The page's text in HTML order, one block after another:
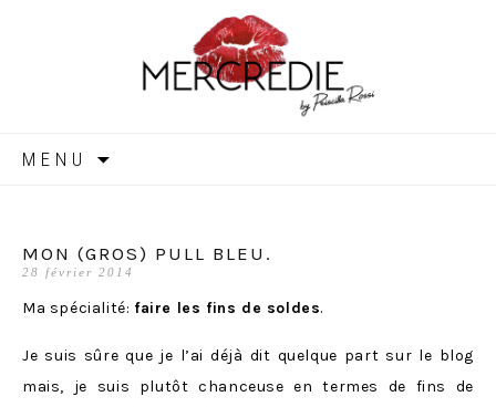
MERCREDIE
MENU
MON (GROS) PULL BLEU.
28 février 2014
Ma spécialité: faire les fins de soldes.
Je suis sûre que je l’ai déjà dit quelque part sur le blog
mais, je suis plutôt chanceuse en termes de fins de